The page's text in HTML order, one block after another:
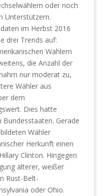
oder noch
Unterstützern.
im Herbst 2016
drei Trends auf:
Wählern
die Anzahl der
nur moderat zu,
Wähler aus
dem
Dies hatte
Bundesstaaten. Gerade
Wähler
Herkunft einen
Clinton. Hingegen
älterer, weißer
Rust-Belt-
oder Ohio.